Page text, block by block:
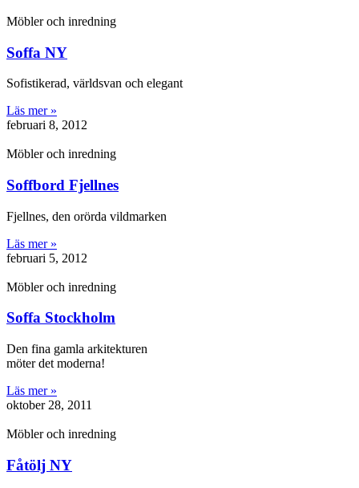
Möbler och inredning
Soffa NY
Sofistikerad, världsvan och elegant
Läs mer »
februari 8, 2012
Möbler och inredning
Soffbord Fjellnes
Fjellnes, den orörda vildmarken
Läs mer »
februari 5, 2012
Möbler och inredning
Soffa Stockholm
Den fina gamla arkitekturen
möter det moderna!
Läs mer »
oktober 28, 2011
Möbler och inredning
Fåtölj NY